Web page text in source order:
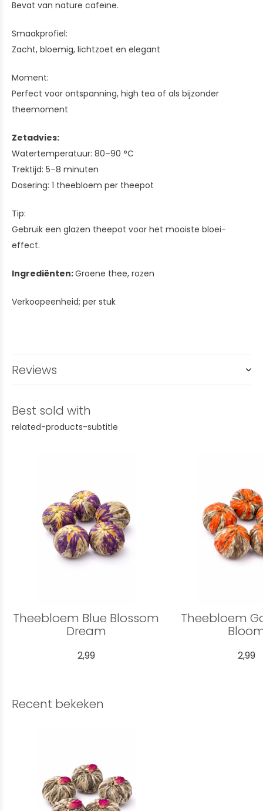
Bevat van nature cafeïne.
Smaakprofiel:
Zacht, bloemig, lichtzoet en elegant
Moment:
Perfect voor ontspanning, high tea of als bijzonder
theemoment
Zetadvies:
Watertemperatuur: 80–90 °C
Trektijd: 5–8 minuten
Dosering: 1 theebloem per theepot
Tip:
Gebruik een glazen theepot voor het mooiste bloei-
effect.
Ingrediënten:Groene thee, rozen
Verkoopeenheid; per stuk
Reviews
Best sold with
related-products-subtitle
Theebloem Blue Blossom
Dream
2,99
Theebloem
2,99
Recent bekeken